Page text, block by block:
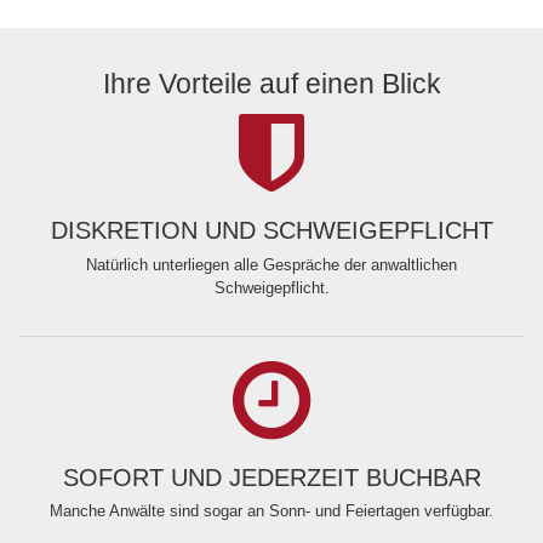
Ihre Vorteile auf einen Blick
DISKRETION UND SCHWEIGEPFLICHT
Natürlich unterliegen alle Gespräche der anwaltlichen
Schweigepflicht.
SOFORT UND JEDERZEIT BUCHBAR
Manche Anwälte sind sogar an Sonn- und Feiertagen verfügbar.